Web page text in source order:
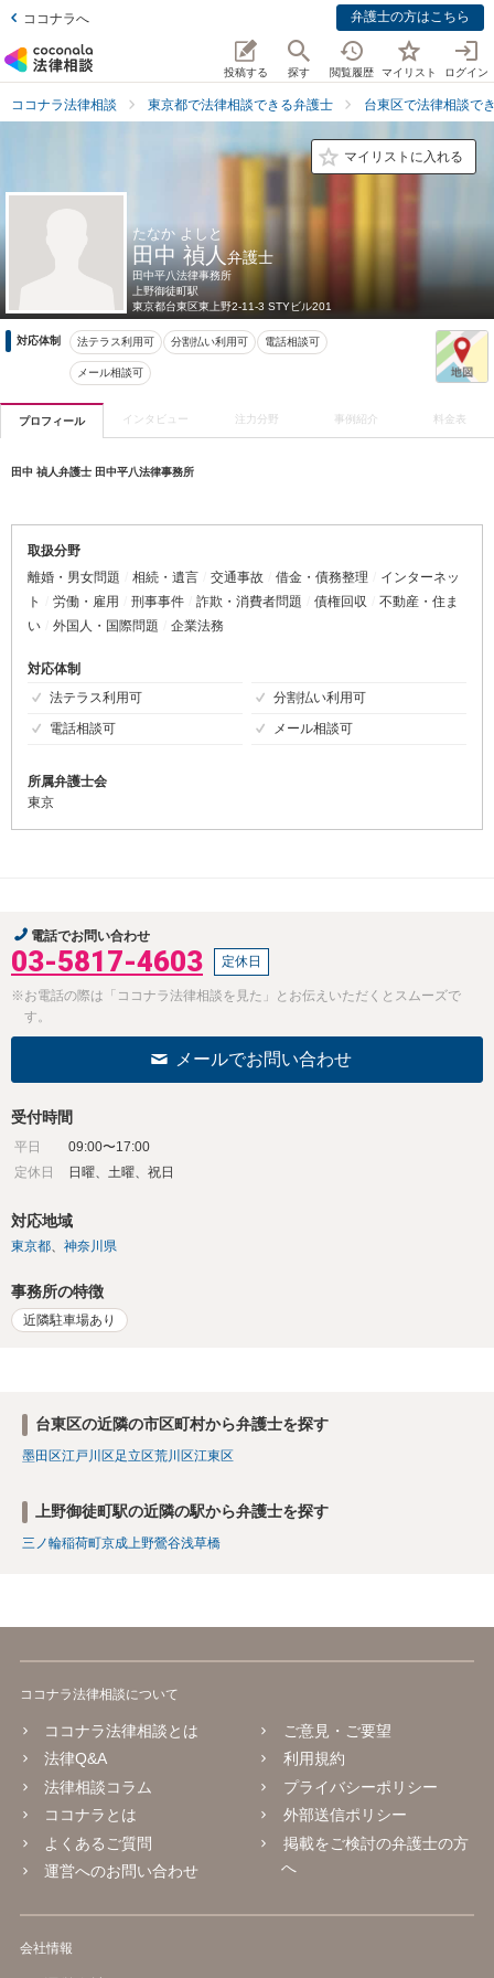
ココナラへ 弁護士の方はこちら
投稿する 探す 閲覧履歴 マイリスト ログイン
ココナラ法律相談 東京都で法律相談できる弁護士 台東区で法律相談で
マイリストに入れる
たなか よしと
田中 禎人弁護士
田中平八法律事務所
上野御徒町駅
東京都台東区東上野2-11-3 STYビル201
対応体制 法テラス利用可 分割払い利用可 電話相談可
メール相談可
プロフィール インタビュー 注力分野 事例紹介 料金表
田中 禎人弁護士 田中平八法律事務所
取扱分野
離婚・男女問題
相続・遺言 交通事故 借金・債務整理
インターネッ
ト
労働・雇用 刑事事件 詐欺・消費者問題 債権回収
不動産・住ま
い
外国人・国際問題 企業法務
対応体制
法テラス利用可
分割払い利用可
電話相談可
メール相談可
所属弁護士会
東京
電話でお問い合わせ
03-5817-4603 定休日
※お電話の際は「ココナラ法律相談を見た」とお伝えいただくとスムーズで
す。
メールでお問い合わせ
受付時間
平日
09:00〜17:00
定休日
日曜、土曜、祝日
対応地域
東京都 神奈川県
事務所の特徴
近隣駐車場あり
台東区の近隣の市区町村から弁護士を探す
墨田区江戸川区足立区荒川区江東区
上野御徒町駅の近隣の駅から弁護士を探す
三ノ輪稲荷町京成上野鶯谷浅草橋
ココナラ法律相談について
ココナラ法律相談とは
法律Q&A
法律相談コラム
ココナラとは
よくあるご質問
運営へのお問い合わせ
ご意見・ご要望
利用規約
プライバシーポリシー
外部送信ポリシー
掲載をご検討の弁護士の方
へ
会社情報